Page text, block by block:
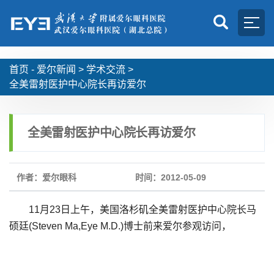
首页 - 爱尔新闻 > 学术交流 >
全美雷射医护中心院长再访爱尔
全美雷射医护中心院长再访爱尔
作者：爱尔眼科 时间：2012-05-09
11月23日上午，美国洛杉矶全美雷射医护中心院长马
硕廷(Steven Ma,Eye M.D.)博士前来爱尔参观访问，